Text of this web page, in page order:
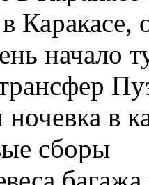
Каракасе,
начало
ночевка в
сборы